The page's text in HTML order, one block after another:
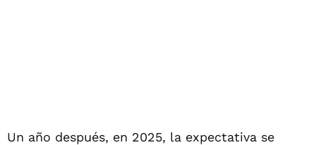
Un año después, en 2025, la expectativa se